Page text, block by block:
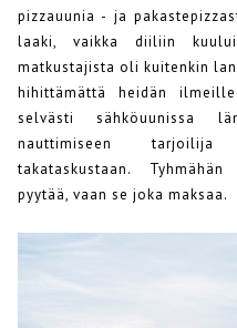
pizzauunia - ja
laaki, vaikka diiliin
matkustajista oli kuitenkin
hihittämättä heidän
selvästi sähköuunissa
nauttimiseen tarjoilija
takataskustaan.
pyytää, vaan se joka maksaa.